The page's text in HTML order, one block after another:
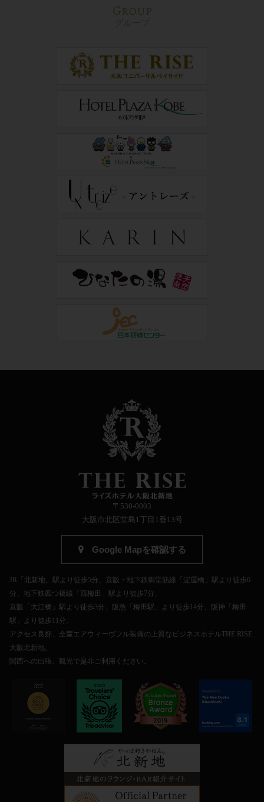
〒530-0003
大阪市北区堂島1丁目1番13号
Google Mapを確認する
JR「北新地」駅より徒歩5分、京阪・地下鉄御堂筋線「淀屋橋」駅より徒歩6
分、地下鉄四つ橋線「西梅田」駅より徒歩7分、
京阪「大江橋」駅より徒歩3分、阪急「梅田駅」より徒歩14分、阪神「梅田
駅」より徒歩11分。
アクセス良好、全室エアウィーヴフル装備の上質なビジネスホテルTHE RISE
大阪北新地。
関西への出張、観光で是非ご利用ください。